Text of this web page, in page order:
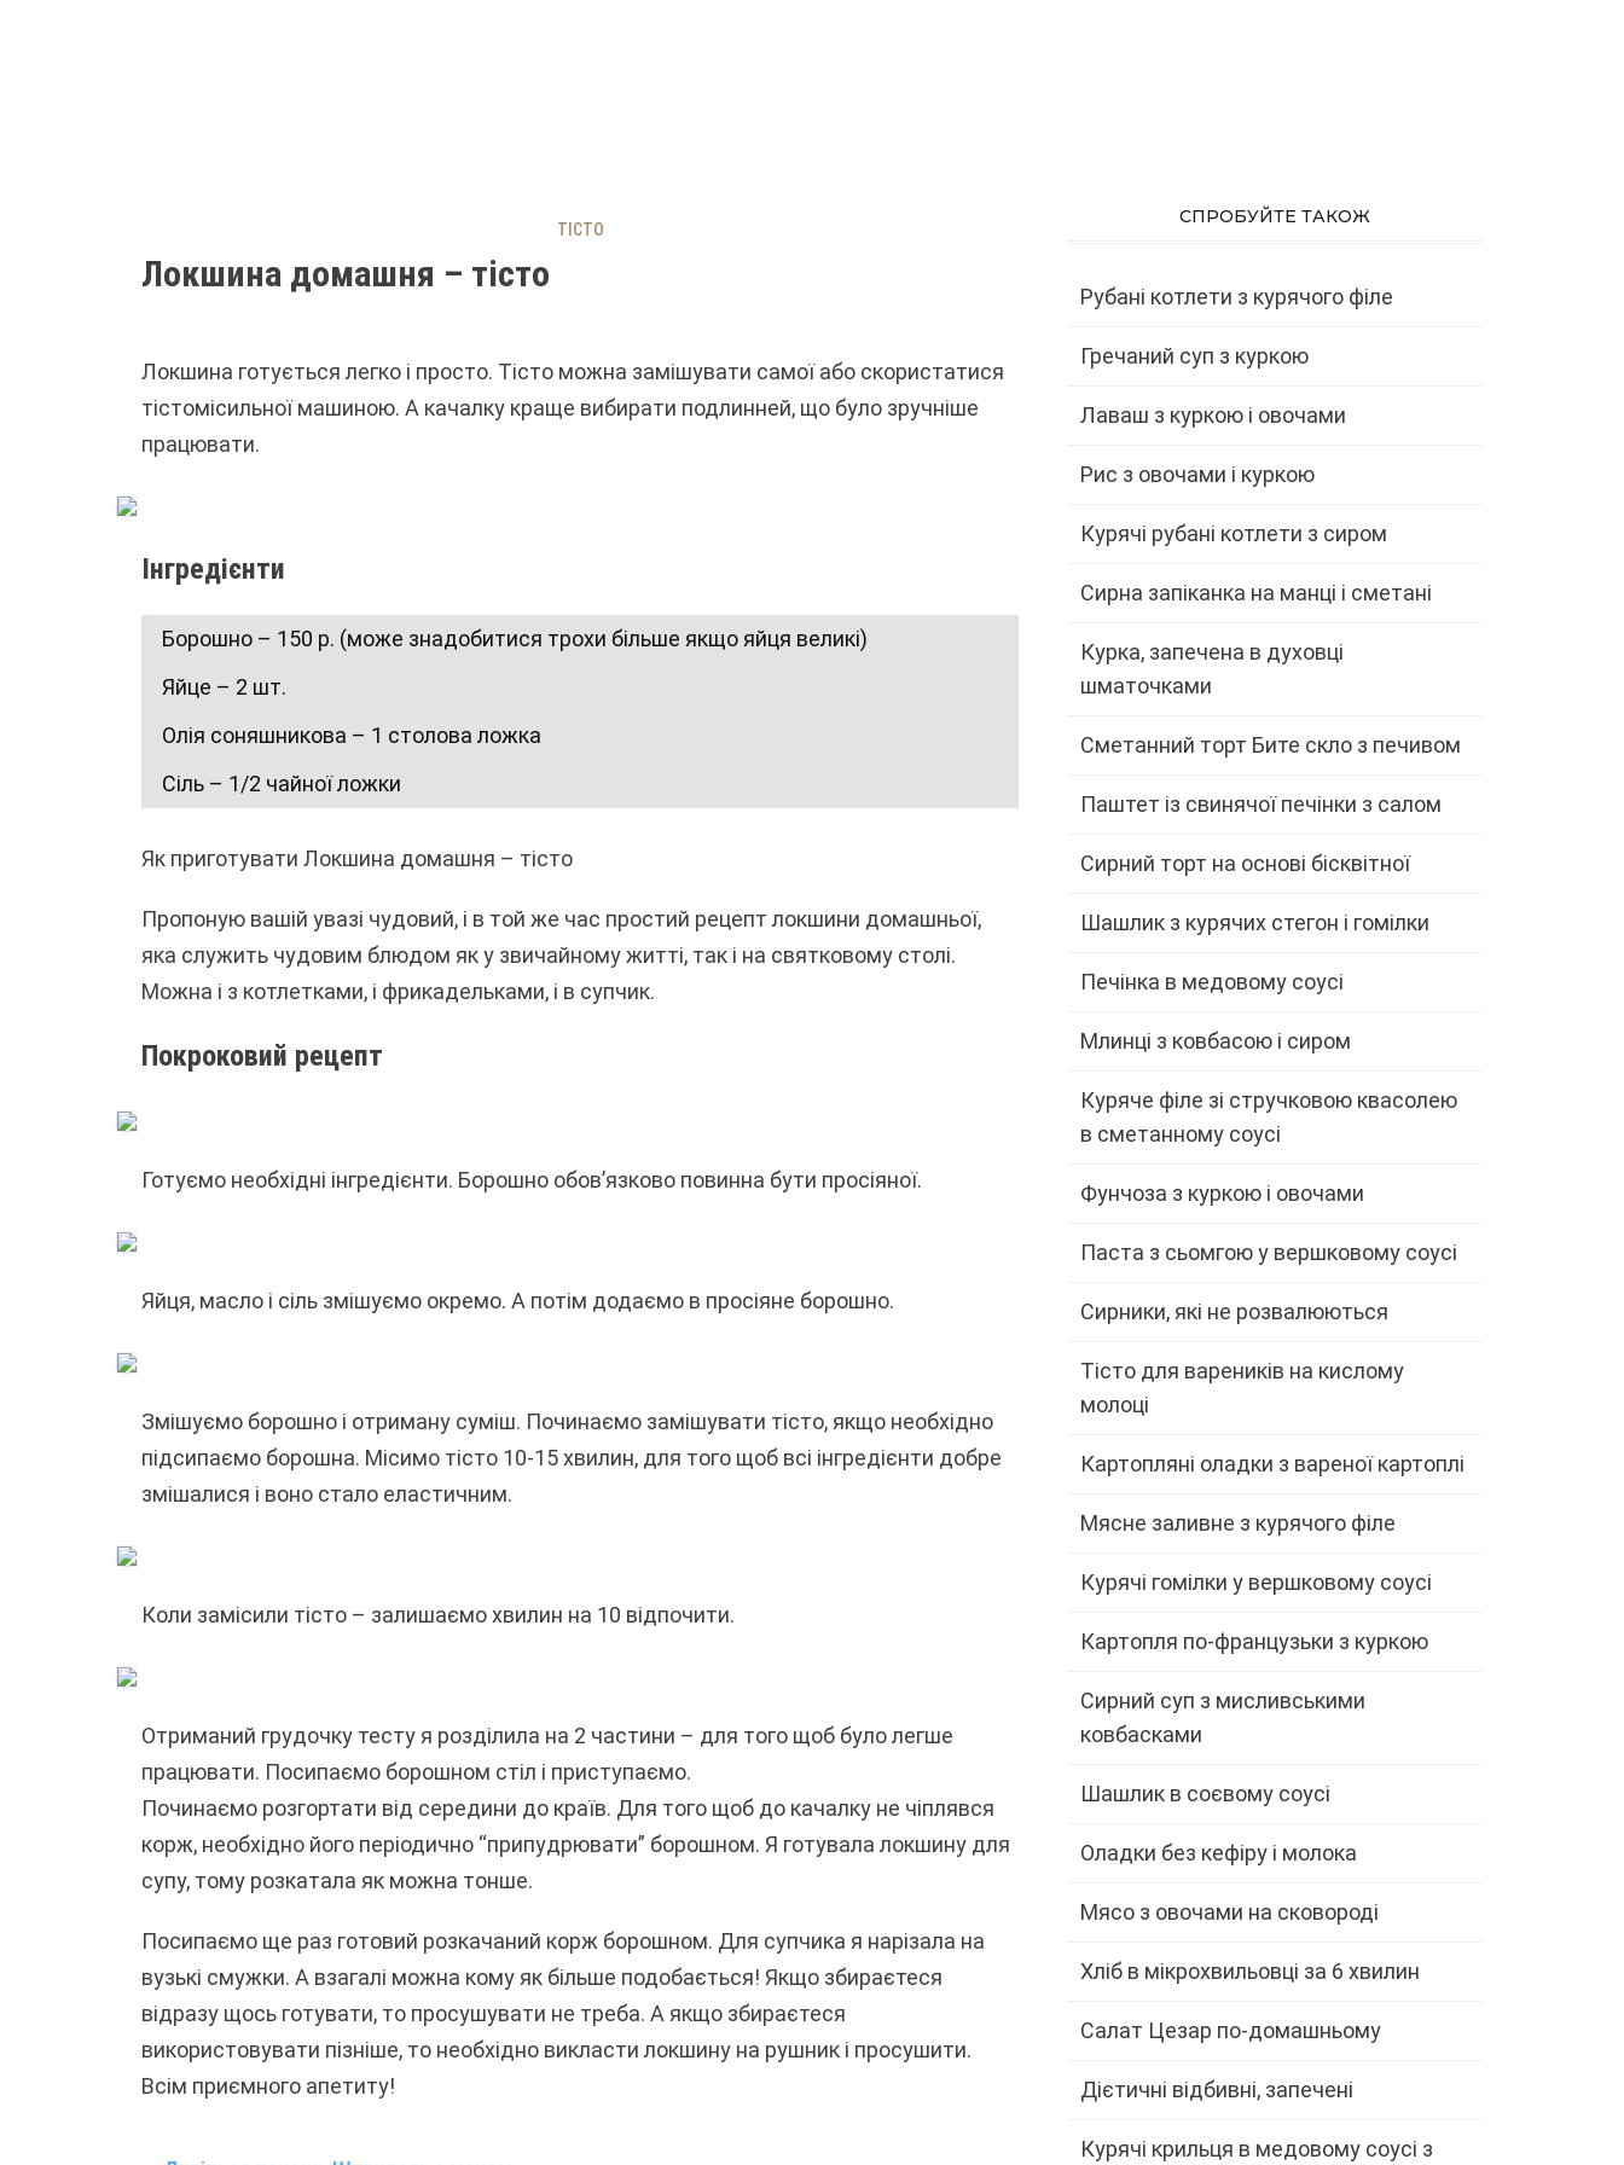
ТІСТО
Локшина домашня – тісто
Локшина готується легко і просто. Тісто можна замішувати самої або скористатися
тістомісильної машиною. А качалку краще вибирати подлинней, що було зручніше
працювати.
Інгредієнти
Борошно – 150 р. (може знадобитися трохи більше якщо яйця великі)
Яйце – 2 шт.
Олія соняшникова – 1 столова ложка
Сіль – 1/2 чайної ложки
Як приготувати Локшина домашня – тісто
Пропоную вашій увазі чудовий, і в той же час простий рецепт локшини домашньої,
яка служить чудовим блюдом як у звичайному житті, так і на святковому столі.
Можна і з котлетками, і фрикадельками, і в супчик.
Покроковий рецепт
Готуємо необхідні інгредієнти. Борошно обов’язково повинна бути просіяної.
Яйця, масло і сіль змішуємо окремо. А потім додаємо в просіяне борошно.
Змішуємо борошно і отриману суміш. Починаємо замішувати тісто, якщо необхідно
підсипаємо борошна. Місимо тісто 10-15 хвилин, для того щоб всі інгредієнти добре
змішалися і воно стало еластичним.
Коли замісили тісто – залишаємо хвилин на 10 відпочити.
Отриманий грудочку тесту я розділила на 2 частини – для того щоб було легше
працювати. Посипаємо борошном стіл і приступаємо.
Починаємо розгортати від середини до країв. Для того щоб до качалку не чіплявся
корж, необхідно його періодично “припудрювати” борошном. Я готувала локшину для
супу, тому розкатала як можна тонше.
Посипаємо ще раз готовий розкачаний корж борошном. Для супчика я нарізала на
вузькі смужки. А взагалі можна кому як більше подобається! Якщо збираєтеся
відразу щось готувати, то просушувати не треба. А якщо збираєтеся
використовувати пізніше, то необхідно викласти локшину на рушник і просушити.
Всім приємного апетиту!
СПРОБУЙТЕ ТАКОЖ
Рубані котлети з курячого філе
Гречаний суп з куркою
Лаваш з куркою і овочами
Рис з овочами і куркою
Курячі рубані котлети з сиром
Сирна запіканка на манці і сметані
Курка, запечена в духовці
шматочками
Сметанний торт Бите скло з печивом
Паштет із свинячої печінки з салом
Сирний торт на основі бісквітної
Шашлик з курячих стегон і гомілки
Печінка в медовому соусі
Млинці з ковбасою і сиром
Куряче філе зі стручковою квасолею
в сметанному соусі
Фунчоза з куркою і овочами
Паста з сьомгою у вершковому соусі
Сирники, які не розвалюються
Тісто для вареників на кислому
молоці
Картопляні оладки з вареної картоплі
Мясне заливне з курячого філе
Курячі гомілки у вершковому соусі
Картопля по-французьки з куркою
Сирний суп з мисливськими
ковбасками
Шашлик в соєвому соусі
Оладки без кефіру і молока
Мясо з овочами на сковороді
Хліб в мікрохвильовці за 6 хвилин
Салат Цезар по-домашньому
Дієтичні відбивні, запечені
Курячі крильця в медовому соусі з